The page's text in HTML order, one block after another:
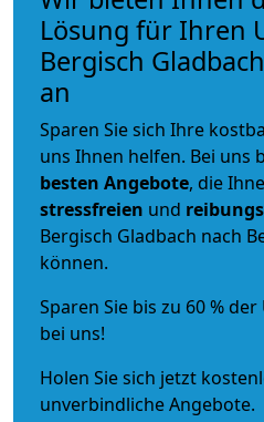
Lösung für Ihren
Bergisch
an
Sparen Sie sich Ihre
uns Ihnen helfen. Bei uns
besten Angebote, die
stressfreien und
Bergisch Gladbach nach
können.
Sparen Sie bis zu 60 %
bei uns!
Holen Sie sich jetzt
unverbindliche Angebote.